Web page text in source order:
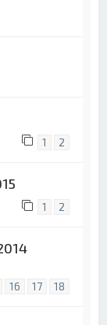
1 2
1 2
16 17 18